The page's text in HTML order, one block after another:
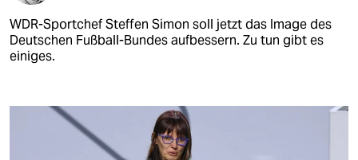
WDR-Sportchef Steffen Simon soll jetzt das Image des
Deutschen Fußball-Bundes aufbessern. Zu tun gibt es
einiges.